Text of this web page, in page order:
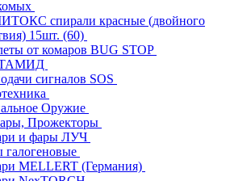
спирали красные (двойного
15шт. (60)
от комаров BUG STOP
сигналов SOS
Оружие
Прожекторы
и фары ЛУЧ
MELLERT (Германия)